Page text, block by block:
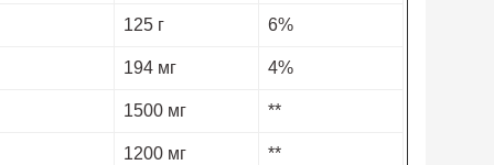
125 г 6%
194 мг 4%
1500 мг **
1200 мг **